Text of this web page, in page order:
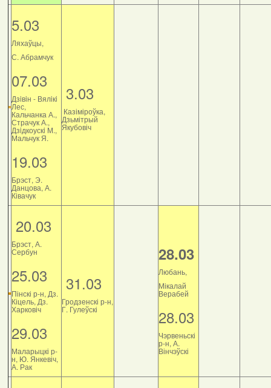
5.03
Ляхаўцы,
С. Абрамчук
07.03
Дзiвiн - Вялiкi
Лес,
Кальчанка А.,
Страчук А.,
Дзiдкоускi М.,
Мальчук Я.
19.03
Брэст, Э.
Данцова, А.
Ківачук
3.03
Казіміроўка,
Дзьмітрый
Якубовіч
20.03
Брэст, А.
Сербун
25.03
Пінскі р-н, Дз.
Кіцель, Дз.
Харковіч
29.03
Маларыцкі р-
н, Ю. Янкевіч,
А. Рак
31.03
Гродзенскі р-н,
Г. Гулеўскі
28.03
Любань,
Мікалай
Верабей
28.03
Чэрвеньскі
р-н, А.
Вінчэўскі